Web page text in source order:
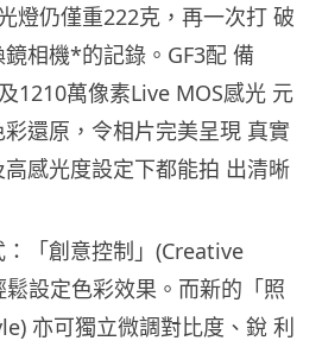
燈仍僅重222克，再一次打 破
相機*的記錄。GF3配 備
1210萬像素Live MOS感光 元
還原，令相片完美呈現 真實
感光度設定下都能拍 出清晰
「創意控制」(Creative
設定色彩效果。而新的「照
亦可獨立微調對比度、銳 利